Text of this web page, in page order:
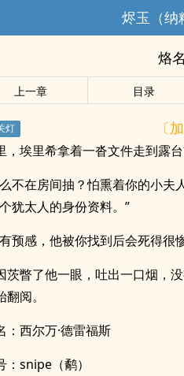
烬玉（纳
烙
上一章 目录
〔
，埃里希拿着一沓文件走到露
不在房间抽？怕熏着你的小夫
犹太人的身份资料。”
预感，他被你找到后会死得很
茨瞥了他一眼，吐出一口烟，
阅。
：西尔万·德雷福斯
：snipe（鹬）